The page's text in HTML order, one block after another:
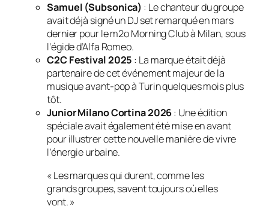
Samuel (Subsonica) : Le chanteur du groupe
avait déjà signé un DJ set remarqué en mars
dernier pour lem2o Morning Clubà Milan, sous
l’égide d’Alfa Romeo.
C2C Festival 2025 : La marque était déjà
partenaire de cet événement majeur de la
musique avant-pop à Turin quelques mois plus
tôt.
Junior Milano Cortina 2026: Une édition
spéciale avait également été mise en avant
pour illustrer cette nouvelle manière de vivre
l’énergie urbaine.
« Les marques qui durent, comme les
grands groupes, savent toujours où elles
vont. »